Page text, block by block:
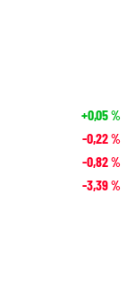
+0,05%
-0,22%
-0,82%
-3,39%